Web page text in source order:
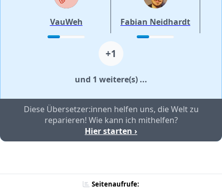
VauWeh Fabian Neidhardt
+1
und 1 weitere(s) ...
Diese Übersetzer:innen helfen uns, die Welt zu
reparieren! Wie kann ich mithelfen?
Hier starten ›
Seitenaufrufe: